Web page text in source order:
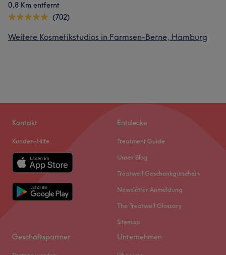
0,8 Km entfernt
(702)
Weitere Kosmetikstudios in Farmsen-Berne, Hamburg
Kontakt
Kunden-Hilfe
Entdecke
Treatment Guide
Unser Blog
Treatwell Geschenkgutschein
Newsletter Anmeldung
The Treatwell Glossary
Sitemap
Geschäftspartner Unternehmen